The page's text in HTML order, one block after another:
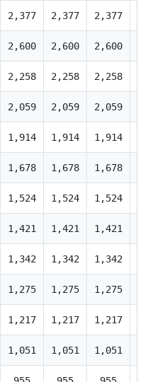
2,377 2,377 2,377
2,600 2,600 2,600
2,258 2,258 2,258
2,059 2,059 2,059
1,914 1,914 1,914
1,678 1,678 1,678
1,524 1,524 1,524
1,421 1,421 1,421
1,342 1,342 1,342
1,275 1,275 1,275
1,217 1,217 1,217
1,051 1,051 1,051